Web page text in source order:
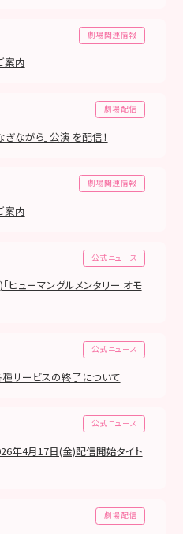
劇場関連情報
案内
劇場配信
ぎながら」公演 を配信！
劇場関連情報
案内
公式ニュース
ヒューマングルメンタリー オモ
公式ニュース
サービスの終了について
公式ニュース
年4月17日(金)配信開始タイト
劇場配信